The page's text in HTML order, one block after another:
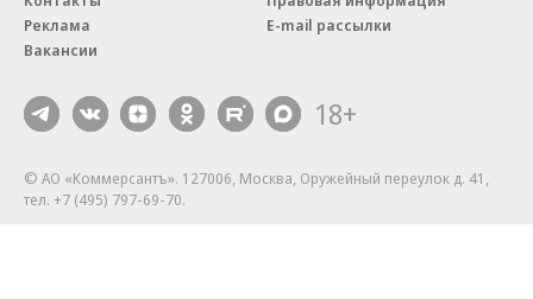
Реклама
Вакансии
E-mail рассылки
18+
© АО «Коммерсантъ». 127006, Москва, Оружейный переулок д. 41,
тел. +7 (495) 797-69-70.